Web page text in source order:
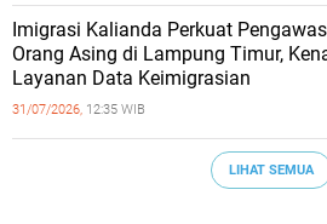
Imigrasi Kalianda Perkuat
Orang Asing di Lampung Timur,
Layanan Data Keimigrasian
31/07/2026, 12:35 WIB
LIHAT SEMUA